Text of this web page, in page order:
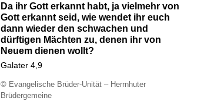
Da ihr Gott erkannt habt, ja vielmehr von
Gott erkannt seid, wie wendet ihr euch
dann wieder den schwachen und
dürftigen Mächten zu, denen ihr von
Neuem dienen wollt?
Galater 4,9
© Evangelische Brüder-Unität – Herrnhuter
Brüdergemeine